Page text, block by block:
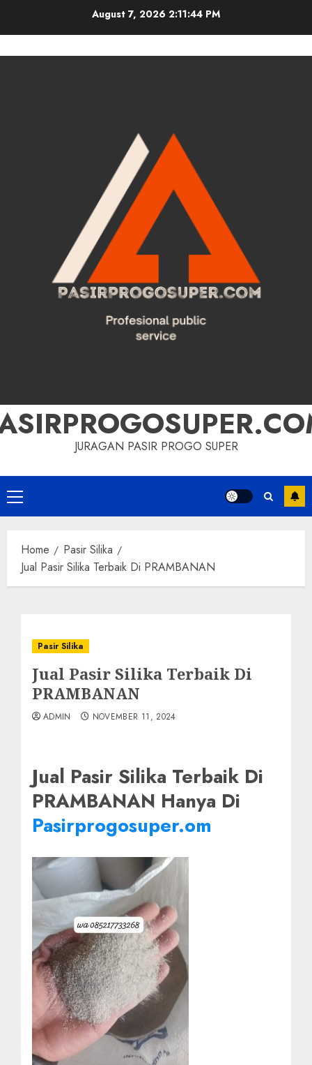
August 7, 2026 2:11:45 PM
JURAGAN PASIR PROGO SUPER
Primary
Menu
Home
Pasir Silika
Jual Pasir Silika Terbaik Di PRAMBANAN
Pasir Silika
Jual Pasir Silika Terbaik Di
PRAMBANAN
ADMIN NOVEMBER 11, 2024
Jual Pasir Silika Terbaik Di
PRAMBANAN Hanya Di
Pasirprogosuper.om